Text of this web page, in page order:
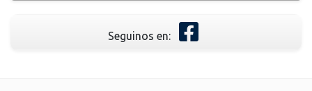
Seguinos en: